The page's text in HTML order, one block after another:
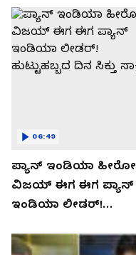
ಪ್ಯಾನ್ ಇಂಡಿಯಾ ಹೀರೋ
ವಿಜಯ್ ಈಗ ಈಗ ಪ್ಯಾನ್
ಇಂಡಿಯಾ ಲೀಡರ್!
06:49